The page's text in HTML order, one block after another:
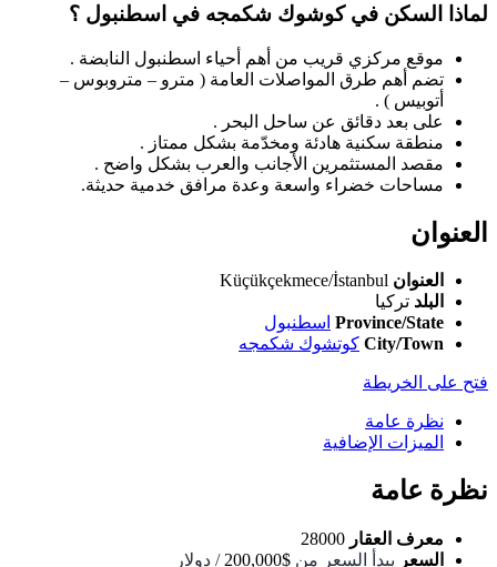
لماذا السكن في كوشوك شكمجه في اسطنبول ؟
موقع مركزي قريب من أهم أحياء اسطنبول النابضة .
تضم أهم طرق المواصلات العامة ( مترو – متروبوس –
أتوبيس ) .
على بعد دقائق عن ساحل البحر .
منطقة سكنية هادئة ومخدّمة بشكل ممتاز .
مقصد المستثمرين الأجانب والعرب بشكل واضح .
مساحات خضراء واسعة وعدة مرافق خدمية حديثة.
العنوان
العنوان Küçükçekmece/İstanbul
البلد تركيا
Province/State اسطنبول
City/Town كوتشوك شكمجه
فتح على الخريطة
نظرة عامة
الميزات الإضافية
نظرة عامة
معرف العقار 28000
السعر يبدأ السعر من $200,000 / دولار